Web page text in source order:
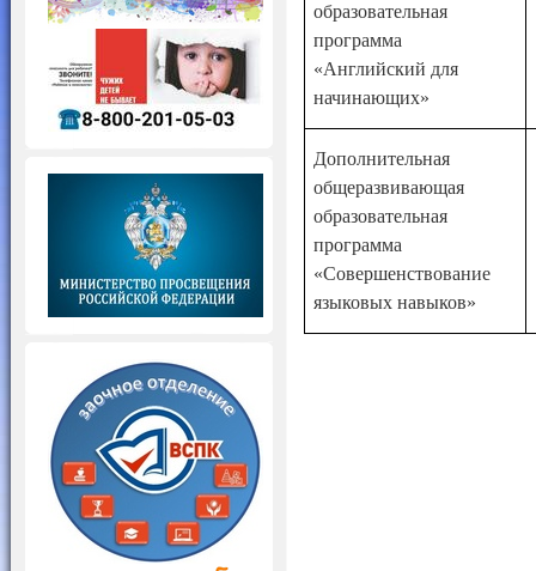
образовательная
программа
«Английский для
начинающих»
Дополнительная
общеразвивающая
образовательная
программа
«Совершенствование
языковых навыков»